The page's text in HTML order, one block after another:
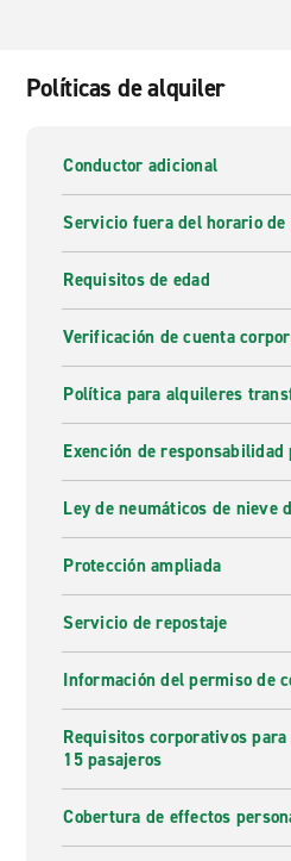
Políticas de alquiler
Conductor adicional
Servicio fuera del horario de
Requisitos de edad
Verificación de cuenta
Política para alquileres
Exención de responsabilidad
Ley de neumáticos de nieve
Protección ampliada
Servicio de repostaje
Información del permiso de
Requisitos corporativos
15 pasajeros
Cobertura de effectos